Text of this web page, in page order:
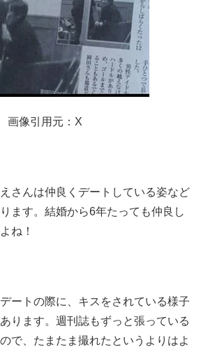
画像引用元：X
さんは仲良くデートしている姿など
ます。結婚から6年たっても仲良し
ね！
ートの際に、キスをされている様子
ります。週刊誌もずっと張っている
で、たまたま撮れたというよりはよ